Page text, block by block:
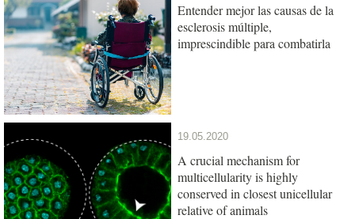
Entender mejor las causas de la
esclerosis múltiple,
imprescindible para combatirla
19.05.2020
A crucial mechanism for
multicellularity is highly
conserved in closest unicellular
relative of animals